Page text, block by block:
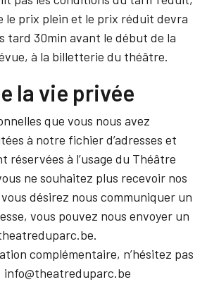
le prix plein et le prix réduit devra
tard 30min avant le début de la
à la billetterie du théâtre.
la vie privée
que vous nous avez
à notre fichier d’adresses et
réservées à l’usage du Théâtre
ne souhaitez plus recevoir nos
désirez nous communiquer un
vous pouvez nous envoyer un
complémentaire, n’hésitez pas